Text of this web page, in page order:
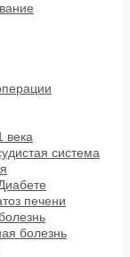
система
печени
болезнь